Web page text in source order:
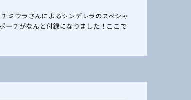
ミウラさんによるシンデレラのスペシャ
ーチがなんと付録になりました！ここで